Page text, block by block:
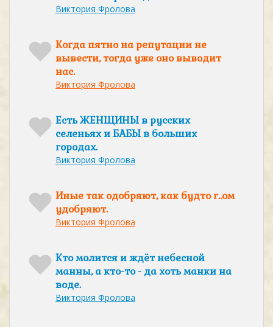
Виктория Фролова
Когда пятно на репутации не
вывести, тогда уже оно выводит
нас.
Виктория Фролова
Есть ЖЕНЩИНЫ в русских
селеньях и БАБЫ в больших
городах.
Виктория Фролова
Иные так одобряют, как будто г..ом
удобряют.
Виктория Фролова
Кто молится и ждёт небесной
манны, а кто-то - да хоть манки на
воде.
Виктория Фролова